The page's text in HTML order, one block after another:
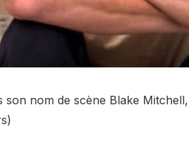
nom de scène Blake